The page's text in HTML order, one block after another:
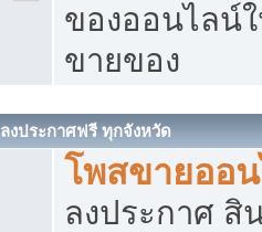
ของออนไลน์
ขายของ
ลงประกาศฟรี ทุกจังหวัด
โพสขายออ
ลงประกาศ สิ